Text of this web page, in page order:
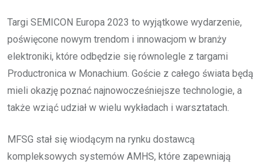
Targi SEMICON Europa 2023 to wyjątkowe wydarzenie,
poświęcone nowym trendom i innowacjom w branży
elektroniki, które odbędzie się równolegle z targami
Productronica w Monachium. Goście z całego świata będą
mieli okazję poznać najnowocześniejsze technologie, a
także wziąć udział w wielu wykładach i warsztatach.
MFSG stał się wiodącym na rynku dostawcą
kompleksowych systemów AMHS, które zapewniają